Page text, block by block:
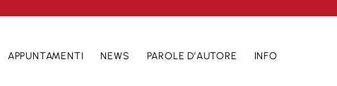
APPUNTAMENTI NEWS PAROLE D’AUTORE INFO